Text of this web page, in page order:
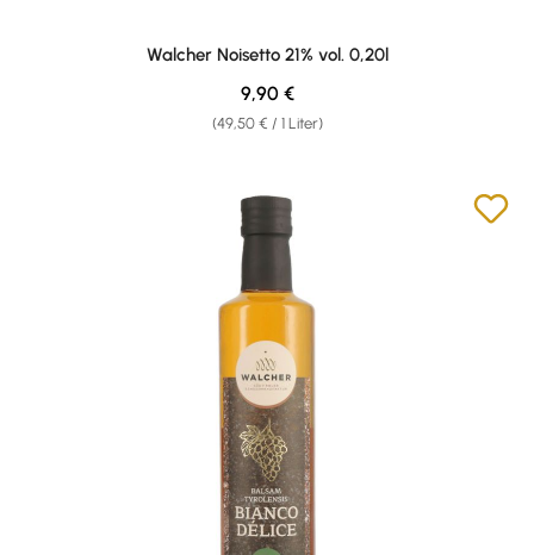
Walcher Noisetto 21% vol. 0,20l
(49,50 € / 1 Liter)
Regulärer Preis:
9,90 €